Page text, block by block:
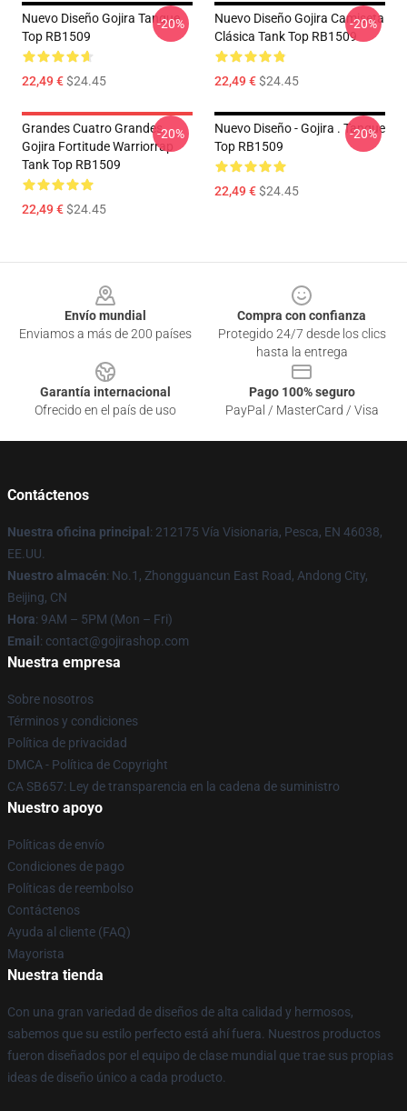
Nuevo Diseño Gojira Tanque
Top RB1509
22,49 €$24.45
-20%
Nuevo Diseño Gojira Camiseta
Clásica Tank Top RB1509
22,49 €$24.45
-20%
Grandes Cuatro Grandes
Gojira Fortitude Warriorrap
Tank Top RB1509
22,49 €$24.45
-20%
Nuevo Diseño - Gojira . Tanque
Top RB1509
22,49 €$24.45
-20%
Envío mundial
Enviamos a más de 200 países
Compra con confianza
Protegido 24/7 desde los clics
hasta la entrega
Garantía internacional
Ofrecido en el país de uso
Pago 100% seguro
PayPal / MasterCard / Visa
Contáctenos
Nuestra oficina principal : 212175 Vía Visionaria, Pesca, EN 46038,
EE.UU.
Nuestro almacén: No.1, Zhongguancun East Road, Andong City,
Beijing, CN
Hora: 9AM – 5PM (Mon – Fri)
Email : contact@gojirashop.com
Nuestra empresa
Sobre nosotros
Términos y condiciones
Política de privacidad
DMCA - Política de Copyright
CA SB657: Ley de transparencia en la cadena de suministro
Nuestro apoyo
Políticas de envío
Condiciones de pago
Políticas de reembolso
Contáctenos
Ayuda al cliente (FAQ)
Mayorista
Nuestra tienda
Con una gran variedad de diseños de alta calidad y hermosos,
sabemos que su estilo perfecto está ahí fuera. Nuestros productos
fueron diseñados por el equipo de clase mundial que trae sus propias
ideas de diseño único a cada producto.